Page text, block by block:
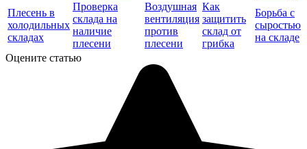
Плесень в
холодильных
складах
Проверка
склада на
наличие
плесени
Воздушная
вентиляция
против
плесени
Как
защитить
склад от
грибка
Борьба с
сыростью
на складе
Оцените статью